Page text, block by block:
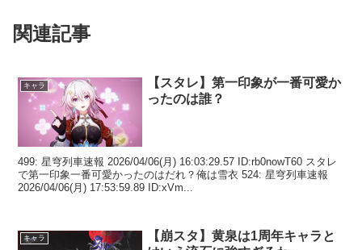
関連記事
キャラ
【スタレ】第一印象が一番可愛か
ったのは誰？
499: 星穹列車速報 2026/04/06(月) 16:03:29.57 ID:rb0nowT60 スタレ
で第一印象一番可愛かったのはだれ？俺は雪衣 524: 星穹列車速報
2026/04/06(月) 17:53:59.89 ID:xVm...
キャラ
【崩スタ】黄泉は1周年キャラと